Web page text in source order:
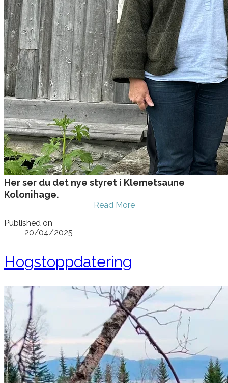
Her ser du det nye styret i Klemetsaune
Kolonihage.
Read More
Published on
20/04/2025
Hogstoppdatering